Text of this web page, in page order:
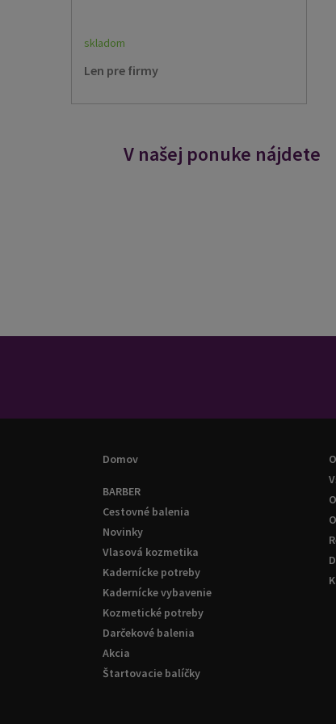
skladom
Len pre firmy
V našej ponuke nájdete
Domov
BARBER
Cestovné balenia
Novinky
Vlasová kozmetika
Kadernícke potreby
Kadernícke vybavenie
Kozmetické potreby
Darčekové balenia
Akcia
Štartovacie balíčky